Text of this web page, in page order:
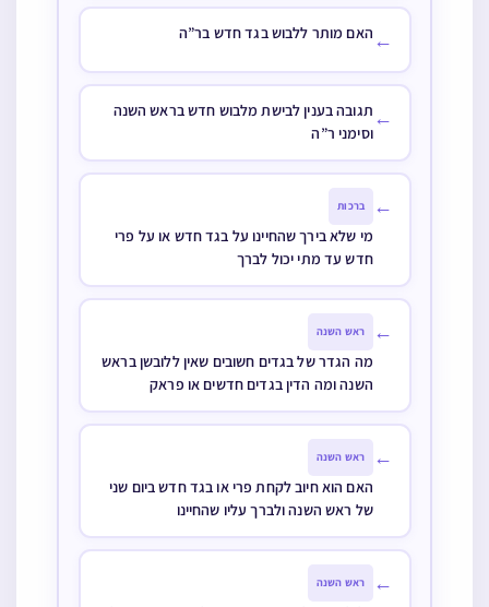
← האם מותר ללבוש בגד חדש בר”ה
← תגובה בענין לבישת מלבוש חדש בראש השנה
וסימני ר”ה
← ברכות
מי שלא בירך שהחיינו על בגד חדש או על פרי
חדש עד מתי יכול לברך
← ראש השנה
מה הגדר של בגדים חשובים שאין ללובשן בראש
השנה ומה הדין בגדים חדשים או פראק
← ראש השנה
האם הוא חיוב לקחת פרי או בגד חדש ביום שני
של ראש השנה ולברך עליו שהחיינו
← ראש השנה